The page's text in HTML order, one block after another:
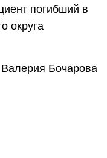
погибший в
округа
Валерия Бочарова